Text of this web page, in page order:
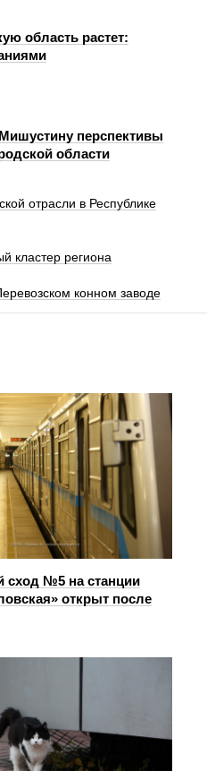
область растет:
перспективы
области
отрасли в Республике
кластер региона
конном заводе
сход №5 на станции
открыт после